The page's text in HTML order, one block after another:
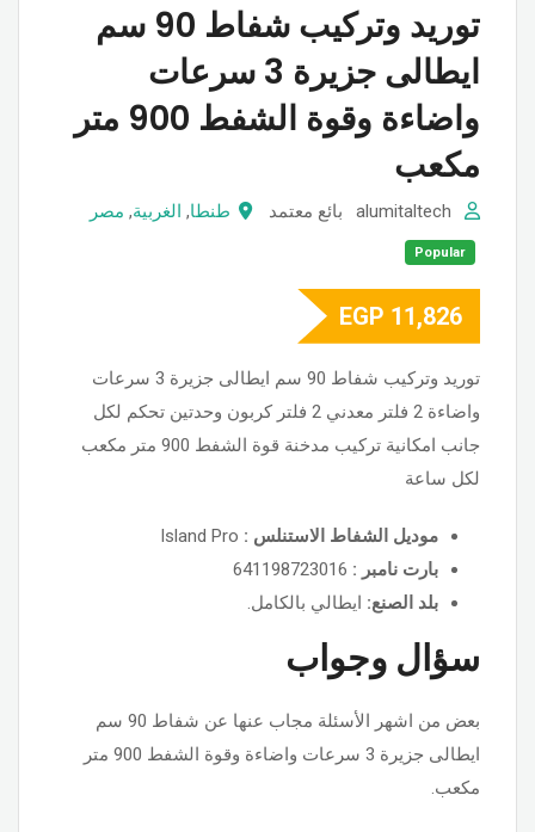
توريد وتركيب شفاط 90 سم
ايطالى جزيرة 3 سرعات
واضاءة وقوة الشفط 900 متر
مكعب
بائع معتمد طنطا, الغربية, مصر
Popular
EGP 11,826
توريد وتركيب شفاط 90 سم ايطالى جزيرة 3 سرعات
واضاءة 2 فلتر معدني 2 فلتر كربون وحدتين تحكم لكل
جانب امكانية تركيب مدخنة قوة الشفط 900 متر مكعب
لكل ساعة
موديل الشفاط الاستنلس :
بارت نامبر :
بلد الصنع: ايطالي بالكامل.
سؤال وجواب
بعض من اشهر الأسئلة مجاب عنها عن شفاط 90 سم
ايطالى جزيرة 3 سرعات واضاءة وقوة الشفط 900 متر
مكعب.